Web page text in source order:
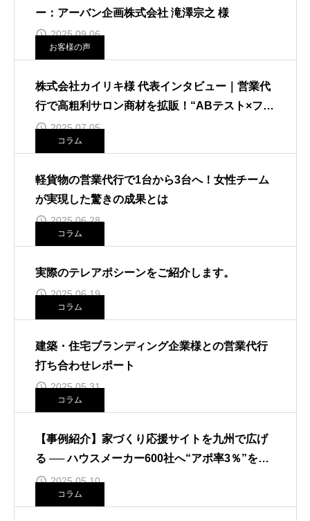
ー：アーバン企画株式会社 滝澤宗之 様
2025.09.06
お客様の声
株式会社カイリキ様 代表インタビュー｜営業代
行で高粗利サロン商材を拡販！“ABテスト×フォ
ーム営業”で成果を出す秘訣とは？
2025.07.05
コラム
軽貨物の営業代行で1台から3台へ！女性チーム
が実現した驚きの成果とは
2025.06.28
コラム
実際のテレアポシーンをご紹介します。
2025.06.19
コラム
建築・住宅ブランディング企業様との営業代行
打ち合わせレポート
2025.05.31
コラム
【事例紹介】家づくり応援サイトを九州で広げ
る ── ハウスメーカー600社へ“アポ率3％”を実
現した営業設計
2025.05.10
コラム